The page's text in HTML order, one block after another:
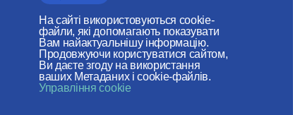
На сайті використовуються cookie-
файли, які допомагають показувати
Вам найактуальнішу інформацію.
Продовжуючи користуватися сайтом,
Ви даєте згоду на використання
ваших Метаданих і cookie-файлів.
Управління cookie
Авторська
аналітика
Статті